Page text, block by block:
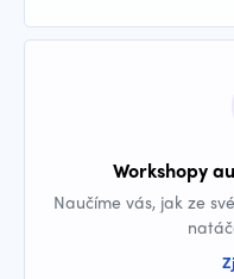
Workshopy
Naučíme vás, jak ze